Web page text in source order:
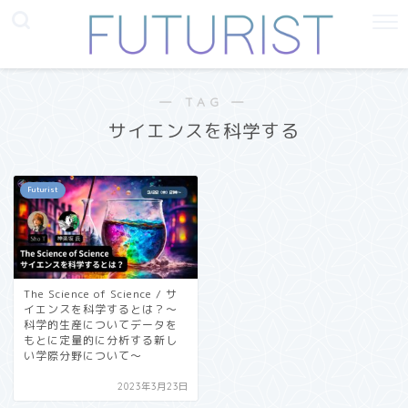
― TAG ―
サイエンスを科学する
Futurist
The Science of Science / サ
イエンスを科学するとは？〜
科学的生産についてデータを
もとに定量的に分析する新し
い学際分野について〜
2023年3月23日